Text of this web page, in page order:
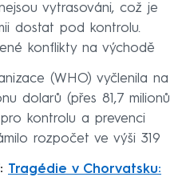
vytrasováni, což je
dostat pod kontrolu.
konflikty na východě
(WHO) vyčlenila na
dolarů (přes 81,7 milionů
kontrolu a prevenci
rozpočet ve výši 319
Tragédie v Chorvatsku: